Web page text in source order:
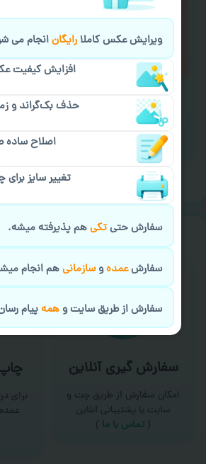
لازم را انجام دهید.
ایمیل جهت ثبت یا پیگیری
aks4chap.com@gmail.com
برای ارسال پیام کلیک
خیالت راحت از
سفارش گیری آنلاین
امکان سفارش از طریق چت و
سایت با پشتیبانی آنلاین
( تماس با ما‌ )
برای
ویرایش عکس کاملارایگانانجام می
افزایش کیفیت
حذف بک‌گراند و
اصلاح ساده
تغییر سایز
سفارش حتیتکیهم پذیرفته میشه.
سفارشعمدهوسازمانیهم انجام
سفارش از طریق سایت وهمهپیام